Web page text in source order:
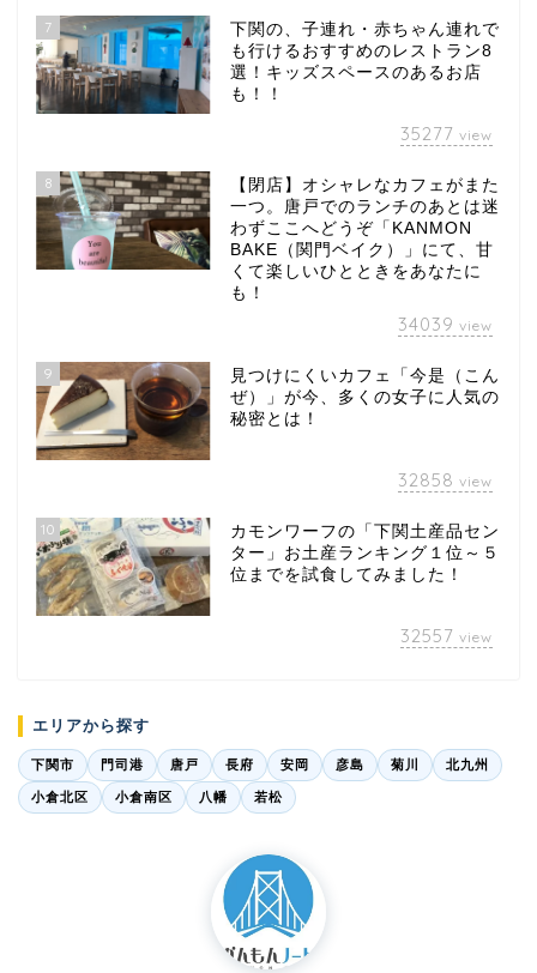
7
下関の、子連れ・赤ちゃん連れで
も行けるおすすめのレストラン8
選！キッズスペースのあるお店
も！！
35277 view
8
【閉店】オシャレなカフェがまた
一つ。唐戸でのランチのあとは迷
わずここへどうぞ「KANMON
BAKE（関門ベイク）」にて、甘
くて楽しいひとときをあなたに
も！
34039 view
9
見つけにくいカフェ「今是（こん
ぜ）」が今、多くの女子に人気の
秘密とは！
32858 view
10
カモンワーフの「下関土産品セン
ター」お土産ランキング１位～５
位までを試食してみました！
32557 view
エリアから探す
下関市 門司港 唐戸 長府 安岡 彦島 菊川 北九州
小倉北区 小倉南区 八幡 若松